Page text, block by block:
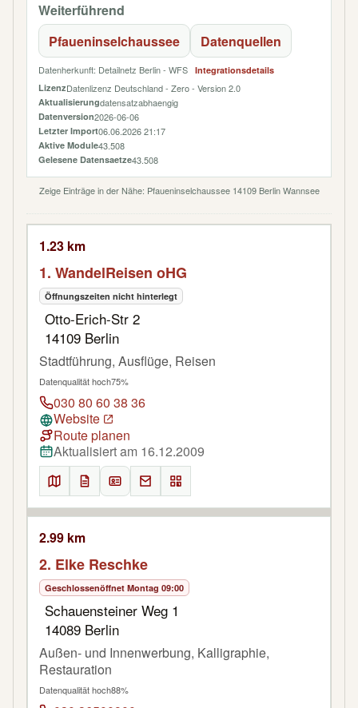
Weiterführend
Pfaueninselchaussee
Datenquellen
Datenherkunft: Detailnetz Berlin - WFS Integrationsdetails
LizenzDatenlizenz Deutschland - Zero - Version 2.0
Aktualisierungdatensatzabhaengig
Datenversion2026-06-06
Letzter Import06.06.2026 21:17
Aktive Module43.508
Gelesene Datensaetze43.508
Zeige Einträge in der Nähe: Pfaueninselchaussee 14109 Berlin Wannsee
1.23 km
1. WandelReisen oHG
Öffnungszeiten nicht hinterlegt
Otto-Erich-Str 2
14109 Berlin
Stadtführung, Ausflüge, Reisen
Datenqualität hoch75%
030 80 60 38 36
Website
Route planen
Aktualisiert am 16.12.2009
2.99 km
2. Elke Reschke
Geschlossenöffnet Montag 09:00
Schauensteiner Weg 1
14089 Berlin
Außen- und Innenwerbung, Kalligraphie,
Restauration
Datenqualität hoch88%